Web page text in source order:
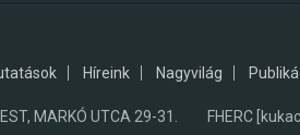
Híreink Nagyvilág
MARKÓ UTCA 29-31. FHERC